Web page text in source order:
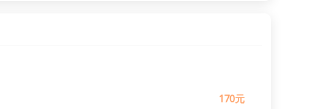
170元